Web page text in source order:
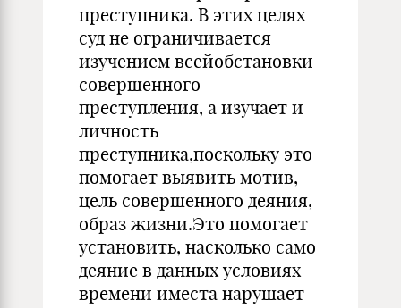
преступника. В этих целях
суд не ограничивается
изучением всейобстановки
совершенного
преступления, а изучает и
личность
преступника,поскольку это
помогает выявить мотив,
цель совершенного деяния,
образ жизни.Это помогает
установить, насколько само
деяние в данных условиях
времени иместа нарушает